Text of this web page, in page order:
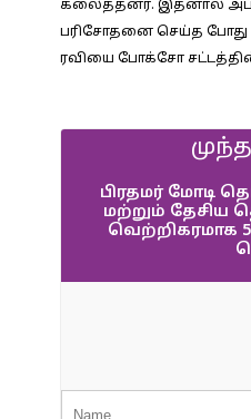
கலைத்தனர். இதனால்
பரிசோதனை செய்த போது
ரவியை போக்சோ
பிரதமர் மோடி
மற்றும் தேசிய
வெற்றிகரமாக